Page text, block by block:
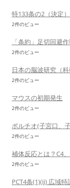
特133条の2（決定
2件のビュー
「条約」足切回避
2件のビュー
日本の脳波研究（科
2件のビュー
マウスの初期発生
2件のビュー
ポルチオ(子宮口、
2件のビュー
補体反応とは？C4
2件のビュー
PCT4条(1)(ii) 広域特